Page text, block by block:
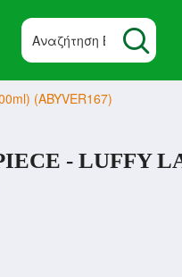
(ABYVER167)
- LUFFY